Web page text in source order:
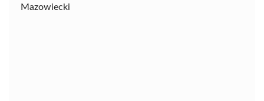
Mazowiecki